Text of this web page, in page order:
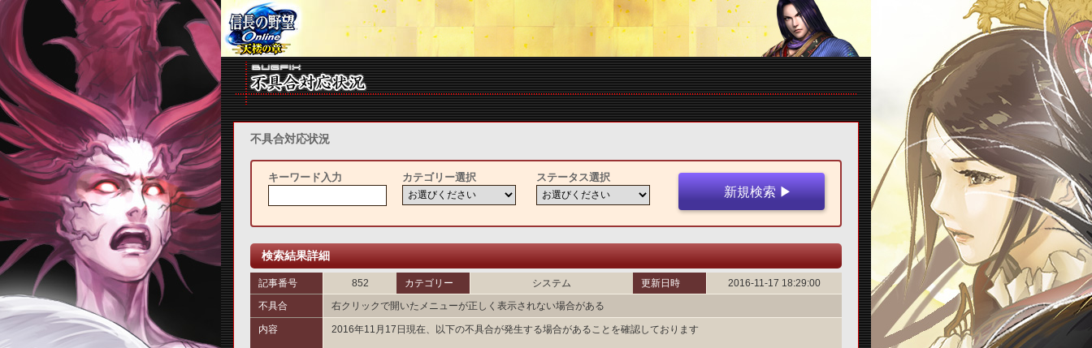
不具合対応状況
キーワード入力 カテゴリー選択 ステータス選択
検索結果詳細
記事番号 852 カテゴリー システム 更新日時
2016-11-17 18:29:00
不具合
右クリックで開いたメニューが正しく表示されない場合がある
内容 2016年11月17日現在、以下の不具合が発生する場合があることを確認しております